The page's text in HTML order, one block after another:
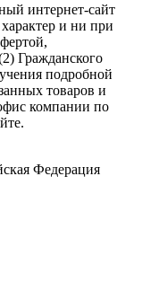
интернет-сайт
и ни при
Гражданского
подробной
товаров и
компании по
Федерация